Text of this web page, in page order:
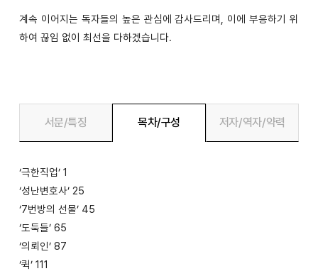
계속 이어지는 독자들의 높은 관심에 감사드리며, 이에 부응하기 위
하여 끊임 없이 최선을 다하겠습니다.
서문/특징 목차/구성 저자/역자/약력
‘극한직업’ 1
‘성난변호사’ 25
‘7번방의 선물’ 45
‘도둑들’ 65
‘의뢰인’ 87
‘퀵’ 111